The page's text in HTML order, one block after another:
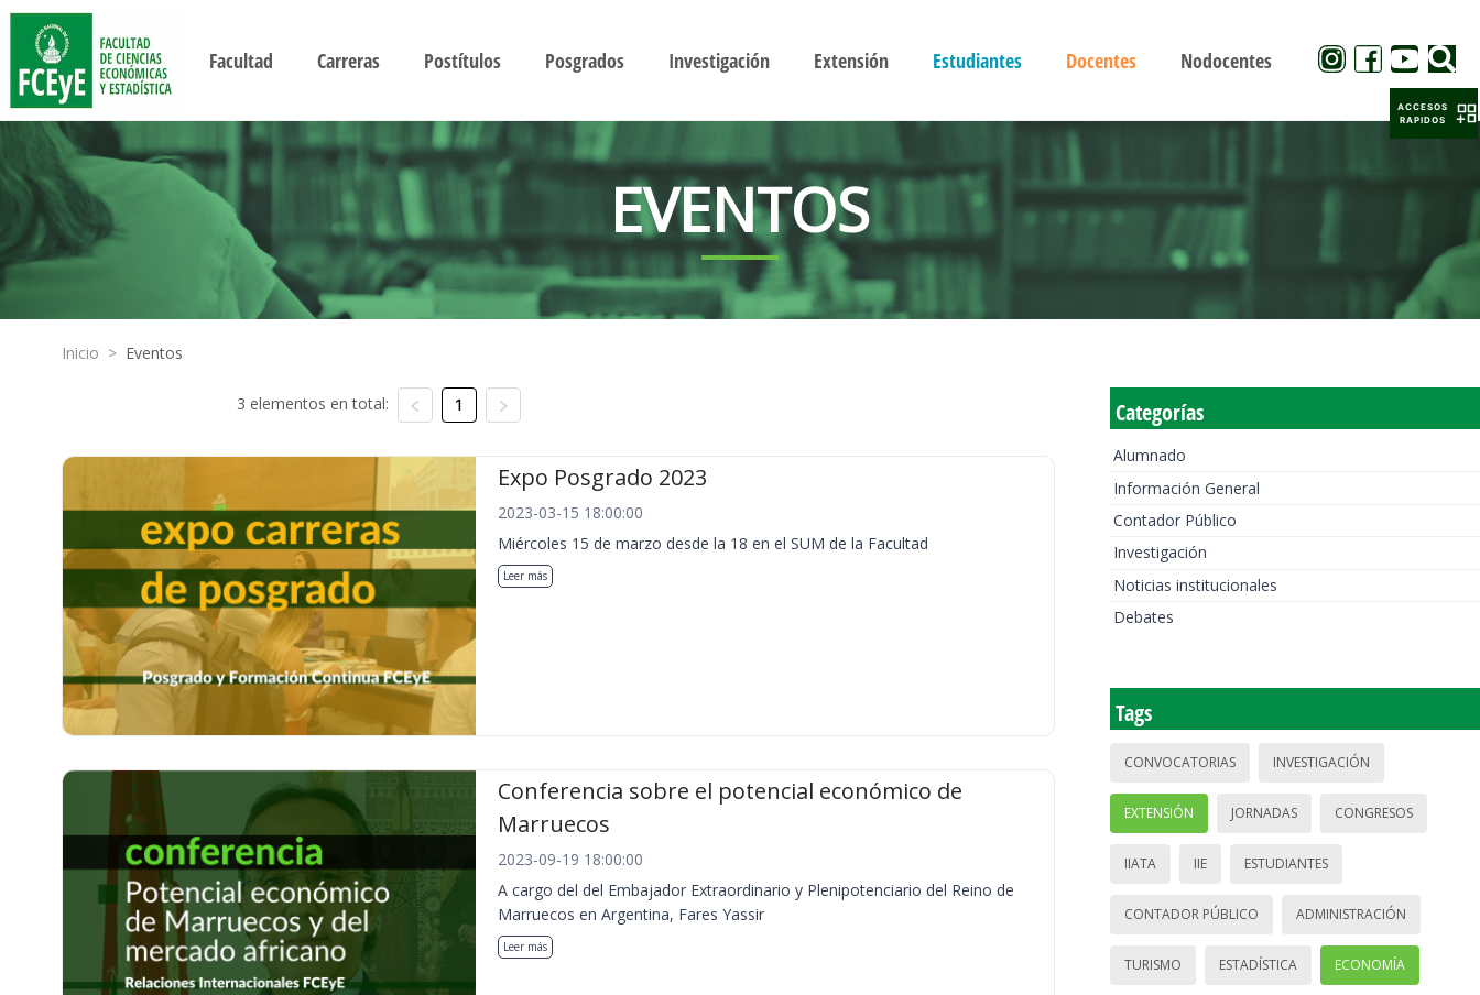
Facultad Carreras Postítulos Posgrados Investigación Extensión Estudiantes Docentes Nodocentes
EVENTOS
Inicio > Eventos
3 elementos en total: 1
Expo Posgrado 2023
2023-03-15 18:00:00
Miércoles 15 de marzo desde la 18 en el SUM de la Facultad
Leer más
Conferencia sobre el potencial económico de
Marruecos
2023-09-19 18:00:00
A cargo del del Embajador Extraordinario y Plenipotenciario del Reino de
Marruecos en Argentina, Fares Yassir
Leer más
Categorías
Alumnado
Información General
Contador Público
Investigación
Noticias institucionales
Debates
Tags
CONVOCATORIAS INVESTIGACIÓN
EXTENSIÓN JORNADAS CONGRESOS
IIATA IIE ESTUDIANTES
CONTADOR PÚBLICO ADMINISTRACIÓN
TURISMO ESTADÍSTICA ECONOMÍA
ACCESOS
RAPIDOS